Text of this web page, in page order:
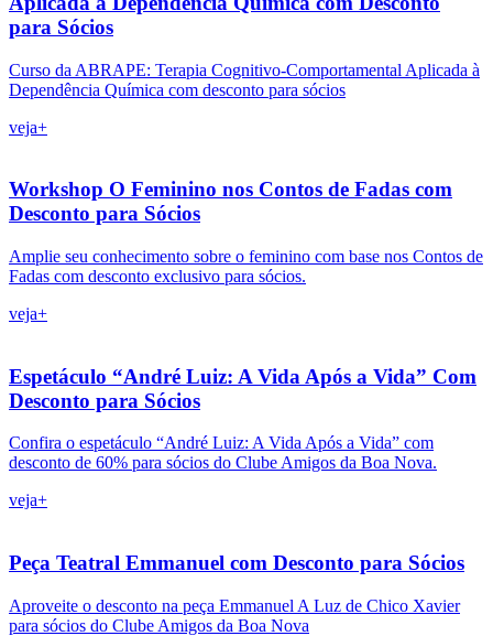
para Sócios
Curso da ABRAPE: Terapia Cognitivo-Comportamental Aplicada à
Dependência Química com desconto para sócios
veja+
Workshop O Feminino nos Contos de Fadas com
Desconto para Sócios
Amplie seu conhecimento sobre o feminino com base nos Contos de
Fadas com desconto exclusivo para sócios.
veja+
Espetáculo “André Luiz: A Vida Após a Vida” Com
Desconto para Sócios
Confira o espetáculo “André Luiz: A Vida Após a Vida” com
desconto de 60% para sócios do Clube Amigos da Boa Nova.
veja+
Peça Teatral Emmanuel com Desconto para Sócios
Aproveite o desconto na peça Emmanuel A Luz de Chico Xavier
para sócios do Clube Amigos da Boa Nova